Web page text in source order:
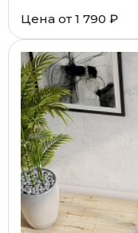
Цена от 1 790 ₽